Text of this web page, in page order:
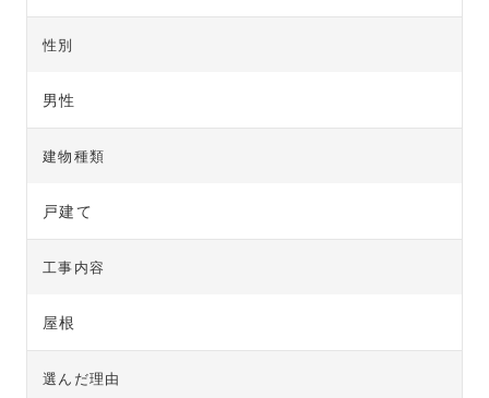
性別
男性
建物種類
戸建て
工事内容
屋根
選んだ理由